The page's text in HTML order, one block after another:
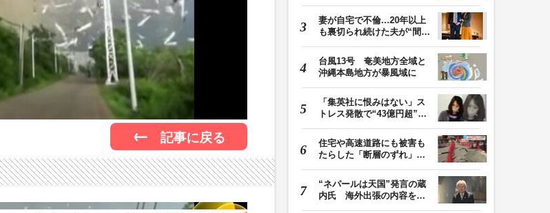
記事に戻る
妻が自宅で不倫…20年以上
も裏切られ続けた夫が“間
台風13号 奄美地方全域と
沖縄本島地方が暴風域に
「集英社に恨みはない」ス
トレス発散で“43億円超”の
住宅や高速道路にも被害も
たらした「断層のずれ」
“ネパールは天国”発言の蔵
内氏 海外出張の内容を説